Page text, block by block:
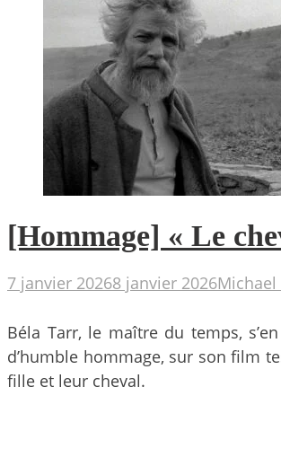
[Hommage] « Le
7 janvier 20268 janvier 2026Michael
Béla Tarr, le maître du temps,
d’humble hommage, sur son film
fille et leur cheval.